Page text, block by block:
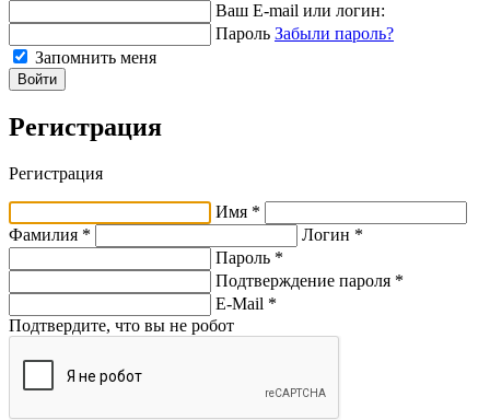
Ваш E-mail или логин:
Пароль Забыли пароль?
Запомнить меня
Войти
Регистрация
Регистрация
Имя *
Фамилия *
Логин *
Пароль *
Подтверждение пароля *
E-Mail *
Подтвердите, что вы не робот